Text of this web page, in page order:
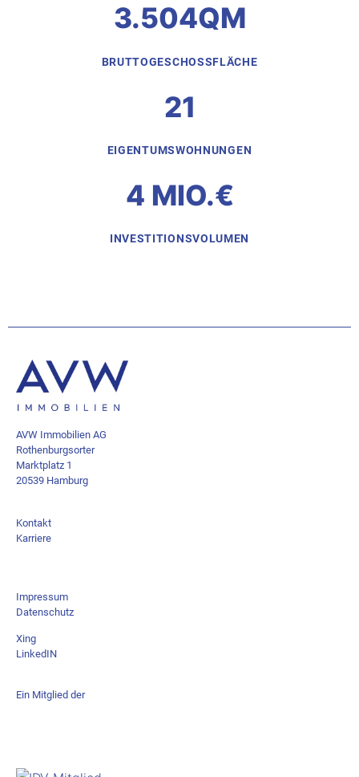
3.504QM
BRUTTOGESCHOSS­FLÄCHE
21
EIGENTUMS­WOHNUNGEN
4 MIO.€
INVESTITIONSVOLUMEN
AVW Immobilien AG
Rothenburgsorter
Marktplatz 1
20539 Hamburg
Kontakt
Karriere
Impressum
Datenschutz
Xing
LinkedIN
Ein Mitglied der